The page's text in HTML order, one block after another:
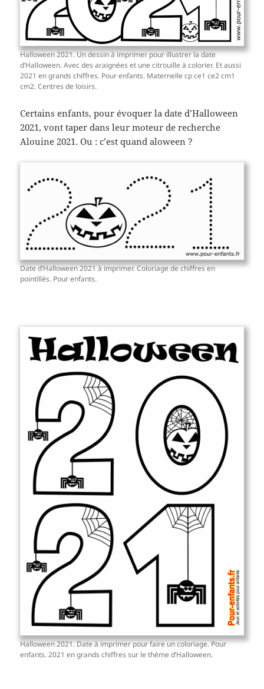
Halloween 2021. Un dessin à imprimer pour illustrer la date
d’Halloween. Avec des araignées et une citrouille à colorier. Et aussi
2021 en grands chiffres. Pour enfants. Maternelle cp ce1 ce2 cm1
cm2. Centres de loisirs.
Certains enfants, pour évoquer la date d’Halloween
2021, vont taper dans leur moteur de recherche
Alouine 2021. Ou : c’est quand aloween ?
Date d’Halloween 2021 à imprimer. Coloriage de chiffres en
pointillés. Pour enfants.
Halloween 2021. Date à imprimer pour faire un coloriage. Pour
enfants. 2021 en grands chiffres sur le thème d’Halloween.